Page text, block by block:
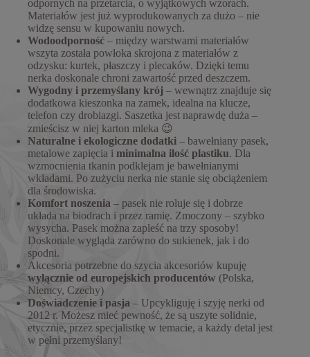
odpornych na przetarcia, o wyjątkowych wzorach.
Materiałów jest już wyprodukowanych za dużo – nie
widzę sensu w kupowaniu nowych.
Wodoodporność – między warstwami materiałów
wszyta została powłoka skrojona z materiałów z
odzysku: kurtek, płaszczy i plecaków. Dzięki temu
nerka doskonale chroni zawartość przed deszczem.
Wygodny i przemyślany krój – wewnątrz znajduje się
dodatkowa kieszonka na zamek, idealna na klucze,
telefon czy drobiazgi. Saszetka jest naprawdę duża –
zmieścisz w niej karton mleka 😉
Naturalne i ekologiczne dodatki – bawełniany pasek,
metalowe zapięcia i minimalna ilość plastiku. Dla
wzmocnienia tkanin podklejam je bawełnianymi
wkładami. Po zużyciu nerka nie stanie się obciążeniem
dla środowiska.
Komfort noszenia – pasek nie roluje się i dobrze
układa na biodrach i przez ramię. Zmoczony – szybko
wysycha. Pasek można zapleść na trzy sposoby!
Doskonale wygląda zarówno do sukienek, jak i do
spodni.
Akcesoria potrzebne do szycia akcesoriów kupuję
wyłącznie od europejskich producentów (Polska,
Niemcy, Czechy)
Doświadczenie i pasja – Upcykliguję i szyję nerki od
2012 r. Możesz mieć pewność, że są uszyte solidnie,
etycznie, przez specjalistkę w temacie, a każdy detal jest
w pełni przemyślany!